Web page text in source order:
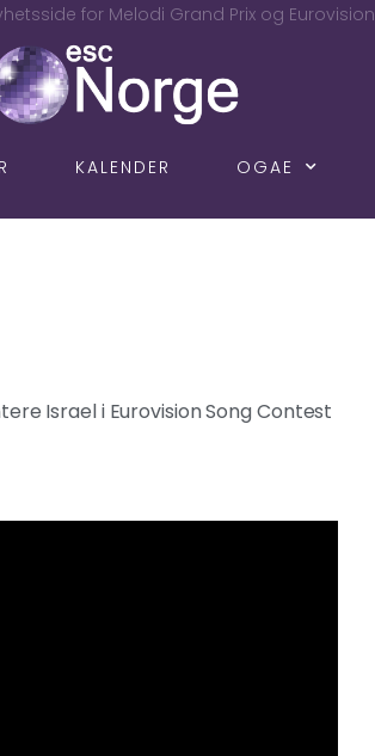
for Melodi Grand Prix og Eurovision
KALENDER OGAE
Israel i Eurovision Song Contest